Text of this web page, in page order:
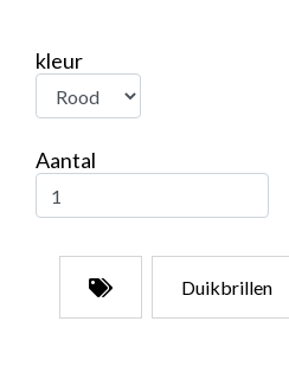
kleur
Aantal
Duikbrillen